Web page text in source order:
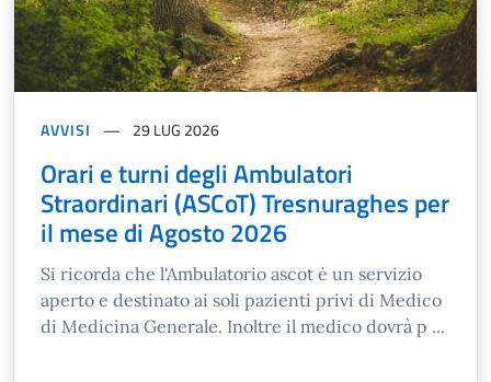
AVVISI 29 LUG 2026
Orari e turni degli Ambulatori
Straordinari (ASCoT) Tresnuraghes per
il mese di Agosto 2026
Si ricorda che l'Ambulatorio ascot è un servizio
aperto e destinato ai soli pazienti privi di Medico
di Medicina Generale. Inoltre il medico dovrà p ...